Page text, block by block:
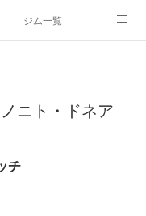
ジム一覧
ニト・ドネア
チ